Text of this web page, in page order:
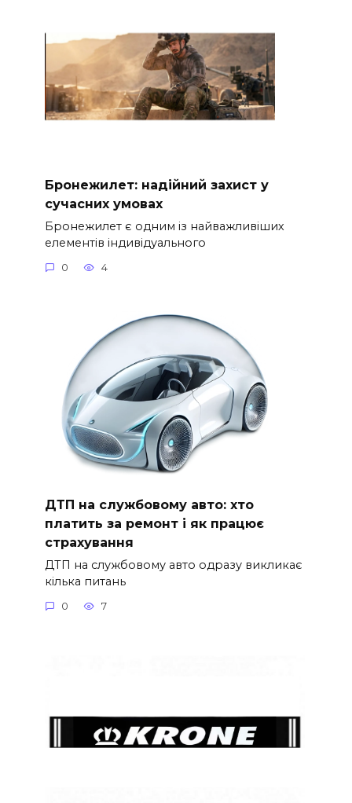
Бронежилет: надійний захист у
сучасних умовах
Бронежилет є одним із найважливіших
елементів індивідуального
0 4
ДТП на службовому авто: хто
платить за ремонт і як працює
страхування
ДТП на службовому авто одразу викликає
кілька питань
0 7